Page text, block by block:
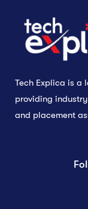
Tech Explica is a
providing
and placement